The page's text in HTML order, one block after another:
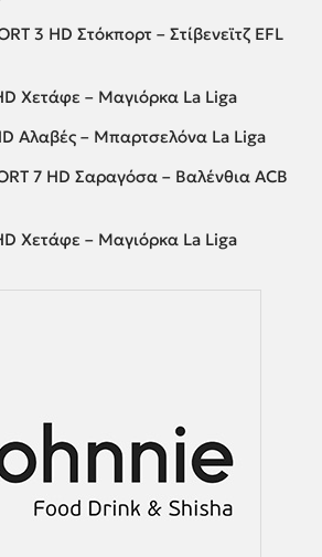
3 HD Στόκπορτ – Στίβενεϊτζ EFL
Χετάφε – Μαγιόρκα La Liga
Αλαβές – Μπαρτσελόνα La Liga
7 HD Σαραγόσα – Βαλένθια ACB
Χετάφε – Μαγιόρκα La Liga